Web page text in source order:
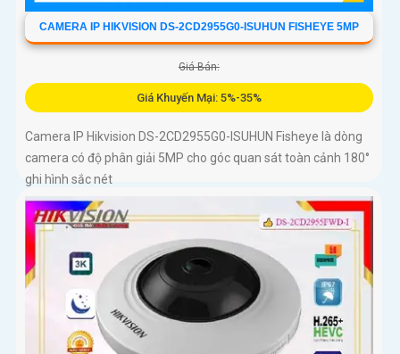
CAMERA IP HIKVISION DS-2CD2955G0-ISUHUN FISHEYE 5MP
Giá Bán:
Giá Khuyến Mại: 5%-35%
Camera IP Hikvision DS-2CD2955G0-ISUHUN Fisheye là dòng
camera có độ phân giải 5MP cho góc quan sát toàn cảnh 180°
ghi hình sắc nét